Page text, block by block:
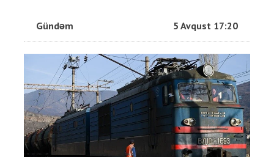
Gündəm 5 Avqust 17:20